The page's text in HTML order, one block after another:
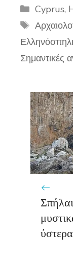
Cyprus,
Tags
Σημαντικές